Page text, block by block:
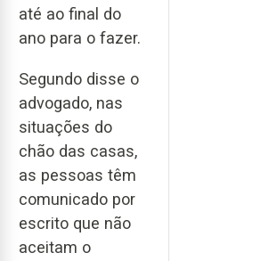
até ao final do
ano para o fazer.
Segundo disse o
advogado, nas
situações do
chão das casas,
as pessoas têm
comunicado por
escrito que não
aceitam o